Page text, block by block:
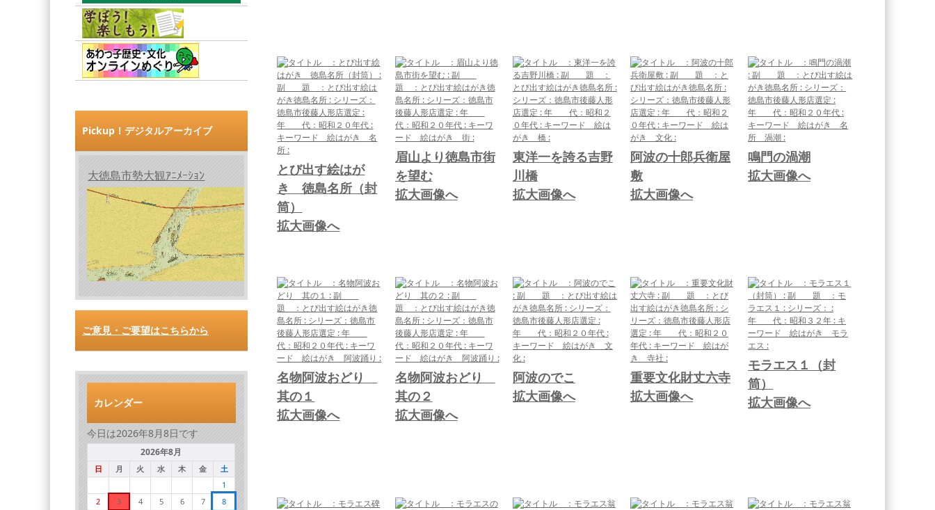
とび出す絵はが
き 徳島名所（封
筒）
拡大画像へ
眉山より徳島市街
を望む
拡大画像へ
東洋一を誇る吉野
川橋
拡大画像へ
阿波の十郎兵衛屋
敷
拡大画像へ
鳴門の渦潮
拡大画像へ
名物阿波おどり
其の１
拡大画像へ
名物阿波おどり
其の２
拡大画像へ
阿波のでこ
拡大画像へ
重要文化財丈六寺
拡大画像へ
モラエス１（封
筒）
拡大画像へ
Pickup！デジタルアーカイブ
大徳島市勢大観ｱﾆﾒｰｼｮﾝ
ご意見・ご要望はこちらから
カレンダー
今日は2026年8月8日です
2026年8月
日 月 火 水 木 金
土
1
2
3 4 5 6 7
8